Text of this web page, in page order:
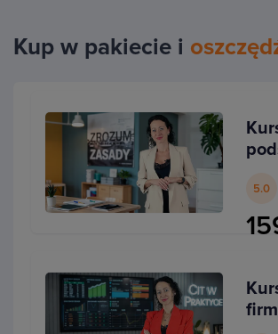
Dla kogo jest ten
przedsiębiorców i
pracowników biur
osób planujących założenie
Kup w pakiecie i
5.0